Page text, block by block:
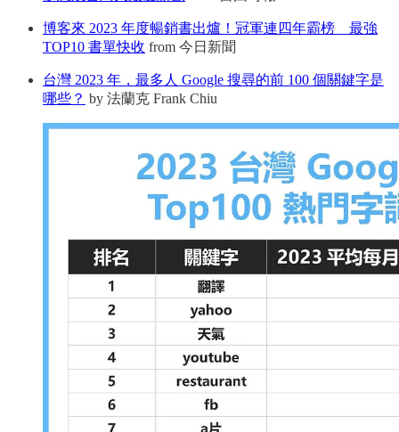
博客來 2023 年度暢銷書出爐！冠軍連四年霸榜 最強
TOP10 書單快收 from 今日新聞
台灣 2023 年，最多人 Google 搜尋的前 100 個關鍵字是
哪些？ by 法蘭克 Frank Chiu